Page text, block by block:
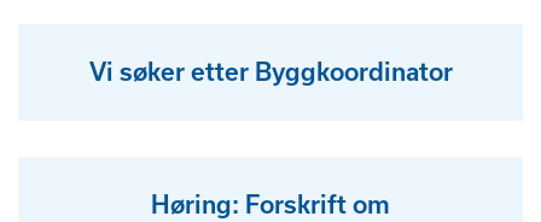
Vi søker etter Byggkoordinator
Høring: Forskrift om